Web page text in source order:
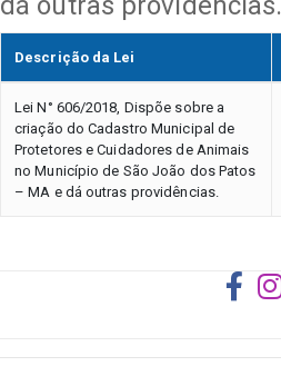
Descrição da Lei
Lei N° 606/2018, Dispõe sobre a
criação do Cadastro Municipal de
Protetores e Cuidadores de Animais
no Município de São João dos Patos
– MA e dá outras providências.